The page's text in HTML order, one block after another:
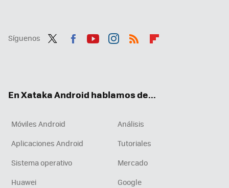
Síguenos
En Xataka Android hablamos de...
Móviles Android
Análisis
Aplicaciones Android
Tutoriales
Sistema operativo
Mercado
Huawei
Google